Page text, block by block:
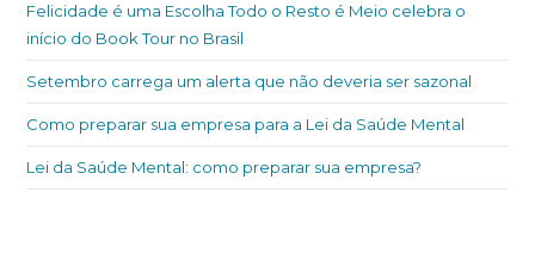
Felicidade é uma Escolha Todo o Resto é Meio celebra o
início do Book Tour no Brasil
Setembro carrega um alerta que não deveria ser sazonal
Como preparar sua empresa para a Lei da Saúde Mental
Lei da Saúde Mental: como preparar sua empresa?